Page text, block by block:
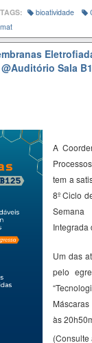
bioatividade
@Auditório Sala
A
tem a
8º Ciclo
Semana
Integrada
Um das
pelo
“
às
(Consulte